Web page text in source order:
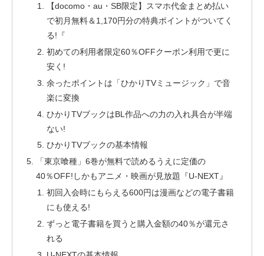
【docomo・au・SB限定】スマホ代金まとめ払い
で初月無料＆1,170円分の特典ポイントがついてく
る!『
初めての利用者限定60％OFFクーポン利用で更に
安く!
余ったポイントは「ひかりTVミュージック」で音
楽に変換
ひかりTVブックはBL作品への力の入れ具合が半端
ない!
ひかりTVブックの基本情報
「東京喰種」6巻が無料で読めるうえに定価の
40％OFF!しかもアニメ・映画が見放題『U-NEXT』
初回入会時にもらえる600円は漫画などの電子書籍
にも使える!
ずっと電子書籍を買うと購入金額の40％が還元さ
れる